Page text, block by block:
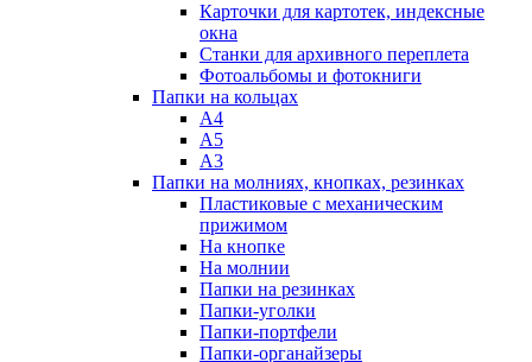
Карточки для картотек, индексные
окна
Станки для архивного переплета
Фотоальбомы и фотокниги
Папки на кольцах
А4
А5
А3
Папки на молниях, кнопках, резинках
Пластиковые с механическим
прижимом
На кнопке
На молнии
Папки на резинках
Папки-уголки
Папки-портфели
Папки-органайзеры